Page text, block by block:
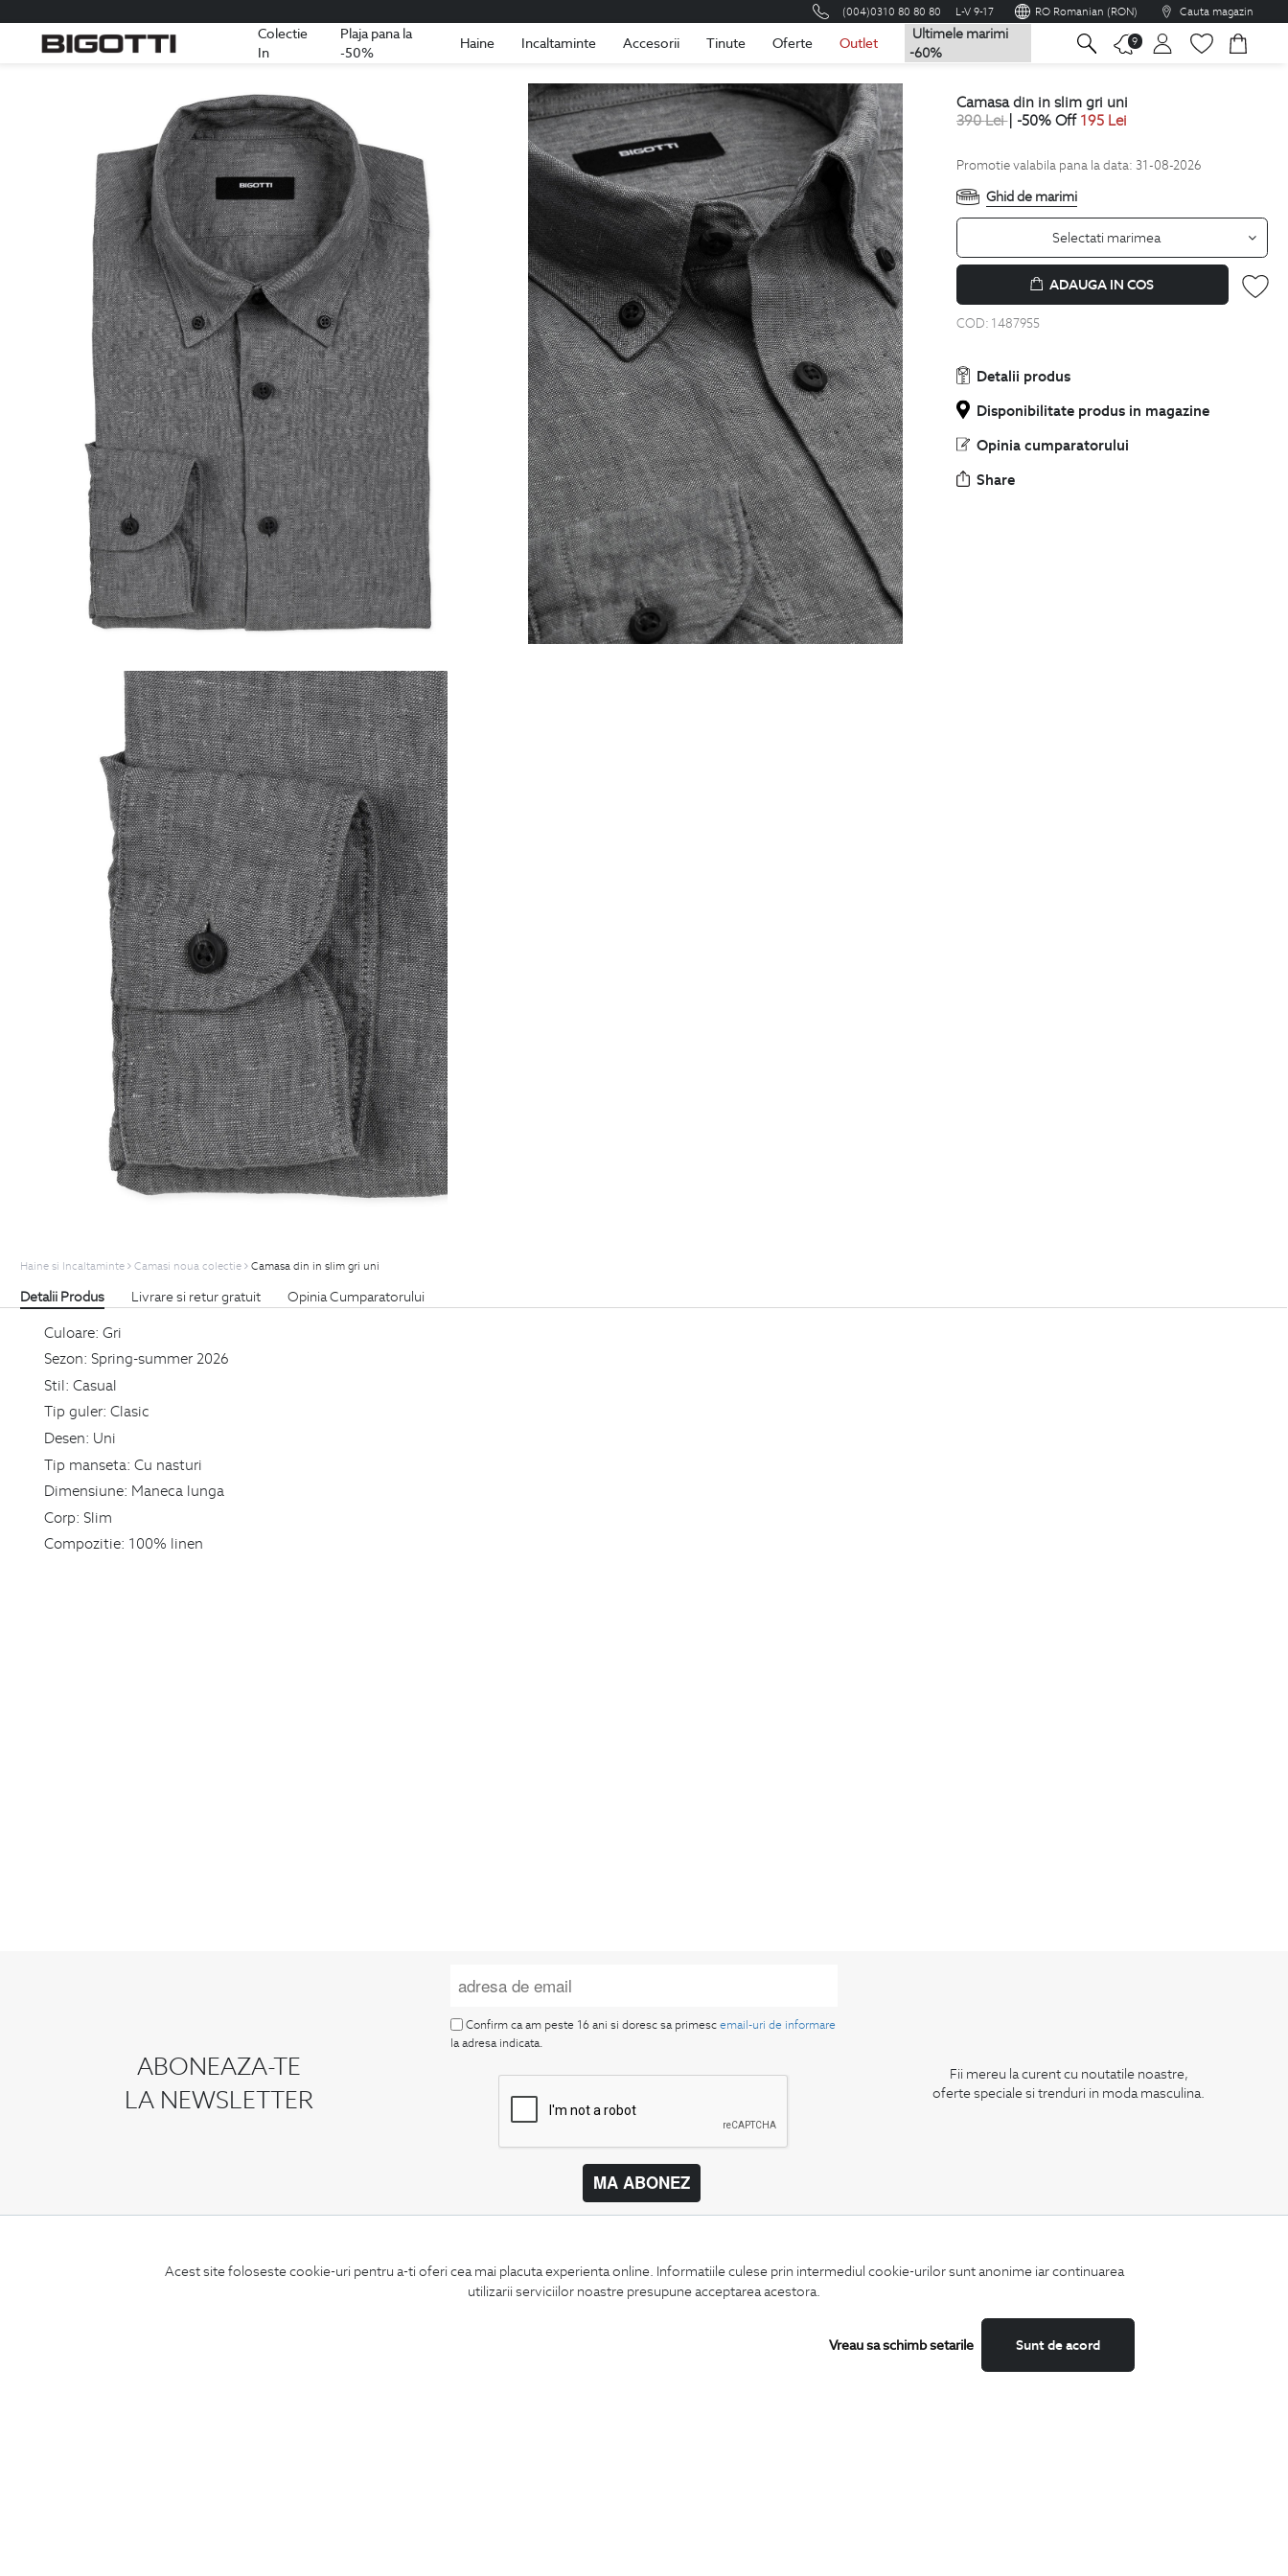
Acest site foloseste cookie-uri pentru a-ti oferi cea mai placuta experienta online. Informatiile culese prin intermediul cookie-urilor sunt anonime iar continuarea
utilizarii serviciilor noastre presupune acceptarea acestora.
Sunt de acord
Vreau sa schimb setarile
(004)0310 80 80 80 L-V 9-17 RO Romanian (RON) Cauta magazin
Colectie
In
Plaja pana la
-50%
Haine Incaltaminte Accesorii Tinute Oferte Outlet
Ultimele marimi
-60%
9
Romania Romana
camasa din in slim gri uni
390Lei| -50% Off 195 Lei
Promotie valabila pana la data: 31-08-2026
Ghid de marimi
Selectati marimea
ADAUGA IN COS
COD: 1487955
Detalii produs
Disponibilitate produs in magazine
Opinia cumparatorului
Share
Haine si Incaltaminte Camasi noua colectie Camasa din in slim gri uni
Detalii Produs Livrare si retur gratuit Opinia Cumparatorului
Culoare: Gri
Sezon: Spring-summer 2026
Stil: Casual
Tip guler: Clasic
Desen: Uni
Tip manseta: Cu nasturi
Dimensiune: Maneca lunga
Corp: Slim
Compozitie: 100% linen
ABONEAZA-TE
LA NEWSLETTER
Confirm ca am peste 16 ani si doresc sa primescemail-uri de informare
la adresa indicata.
MA ABONEZ
Fii mereu la curent cu noutatile noastre,
oferte speciale si trenduri in moda masculina.
Termeni si conditii
Contact
Magazine
Facebook
LinkedIn
Camasi
Incaltaminte
Pantaloni